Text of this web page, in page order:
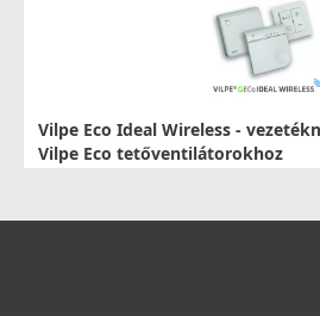
Vilpe Eco Ideal Wireless -
Vilpe Eco tetőventilátorokhoz
247 990 Ft